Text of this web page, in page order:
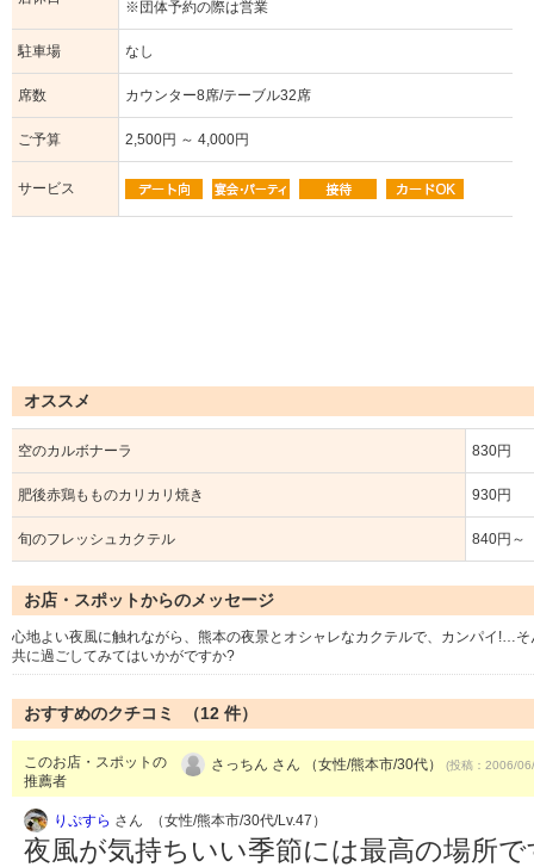
※団体予約の際は営業
駐車場 なし
席数 カウンター8席/テーブル32席
ご予算 2,500円 ～ 4,000円
サービス
オススメ
空のカルボナーラ 830円
肥後赤鶏もものカリカリ焼き 930円
旬のフレッシュカクテル 840円～
お店・スポットからのメッセージ
心地よい夜風に触れながら、熊本の夜景とオシャレなカクテルで、カンパイ!…
共に過ごしてみてはいかがですか?
おすすめのクチコミ （12 件）
このお店・スポットの
推薦者
さっちん さん （女性/熊本市/30代） (投稿：2006/
りぷすら さん （女性/熊本市/30代/Lv.47）
夜風が気持ちいい季節には最高の場所